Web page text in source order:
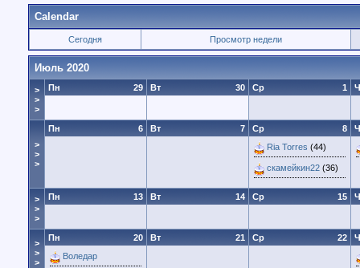
Calendar
Сегодня Просмотр недели
Июль 2020
>
>
>
29
Пн 30
Вт 1
Ср
>
>
>
6
Пн 7
Вт 8
Ср
Ria Torres (44)
скамейкин22 (36)
>
>
>
13
Пн 14
Вт 15
Ср
>
>
>
20
Пн
Воледар
21
Вт 22
Ср